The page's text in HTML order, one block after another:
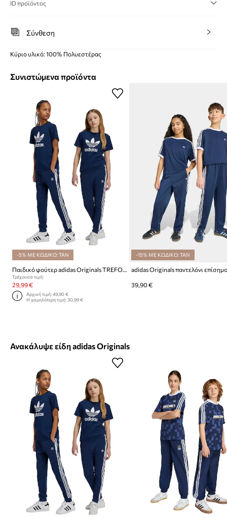
ID προϊόντος
Σύνθεση
Κύριο υλικό: 100% Πολυεστέρας
Συνιστώμενα προϊόντα
-5% ΜΕ ΚΩΔΙΚΟ: TAN
Παιδικό φούτερ adidas Originals TREFOIL PANTS
Τρέχουσα τιμή:
29,99 €
Αρχική τιμή:49,90 €
Η χαμηλότερη τιμή:30,99 €
-15% ΜΕ ΚΩΔΙΚΟ: TAN
39,90 €
Ανακάλυψε είδη adidas Originals